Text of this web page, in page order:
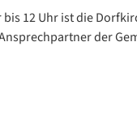
12 Uhr ist die
der